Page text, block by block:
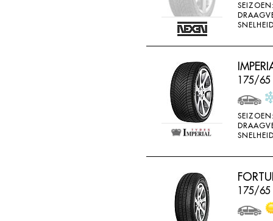
175/65
175/65